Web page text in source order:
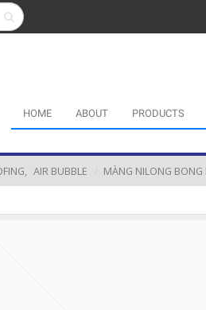
HOME ABOUT PRODUCTS
, AIR BUBBLE MÀNG NILONG